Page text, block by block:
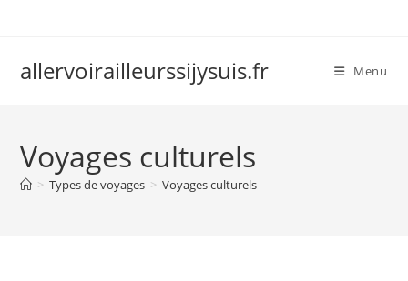
allervoirailleurssijysuis.fr Menu
Voyages culturels
> Types de voyages > Voyages culturels